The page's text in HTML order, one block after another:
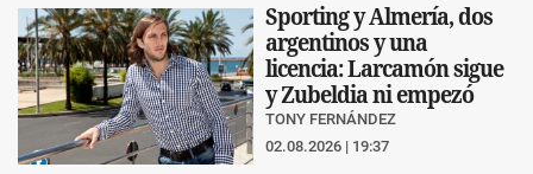
Sporting y Almería, dos
argentinos y una
licencia: Larcamón sigue
y Zubeldia ni empezó
TONY FERNÁNDEZ
02.08.2026 | 19:37